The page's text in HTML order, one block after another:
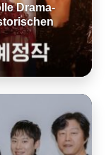
Drama-